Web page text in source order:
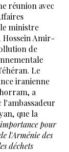
réunion avec
ministre
Hossein Amir-
de
Le
iranienne
a
l'ambassadeur
que la
pour
l'Arménie des
déchets